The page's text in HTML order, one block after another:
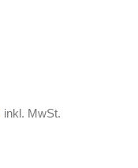
inkl. MwSt.